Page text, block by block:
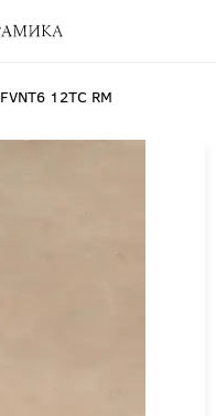
FVNT6 12TC RM